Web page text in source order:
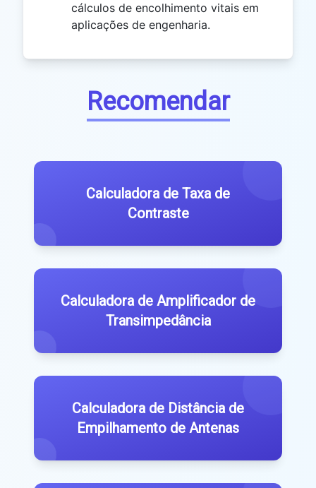
cálculos de encolhimento vitais em
aplicações de engenharia.
Recomendar
Calculadora de Taxa de
Contraste
Calculadora de Amplificador de
Transimpedância
Calculadora de Distância de
Empilhamento de Antenas